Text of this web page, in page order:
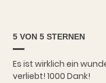
5 VON 5 STERNEN
Es ist wirklich ein
verliebt! 1000 Dank!